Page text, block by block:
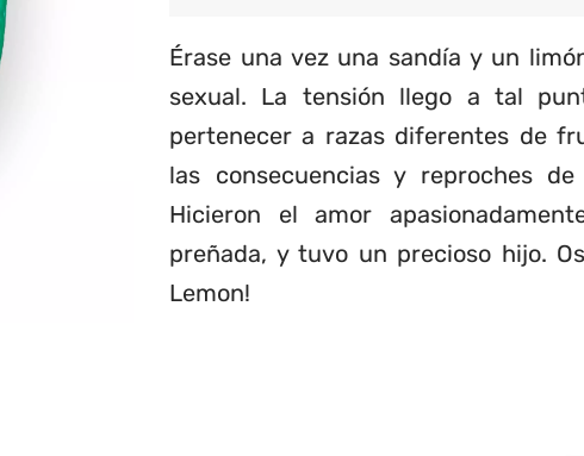
Érase una vez una sandía y un
sexual. La tensión llego a tal
pertenecer a razas diferentes de
las consecuencias y reproches
Hicieron el amor
preñada, y tuvo un precioso hijo.
Lemon!